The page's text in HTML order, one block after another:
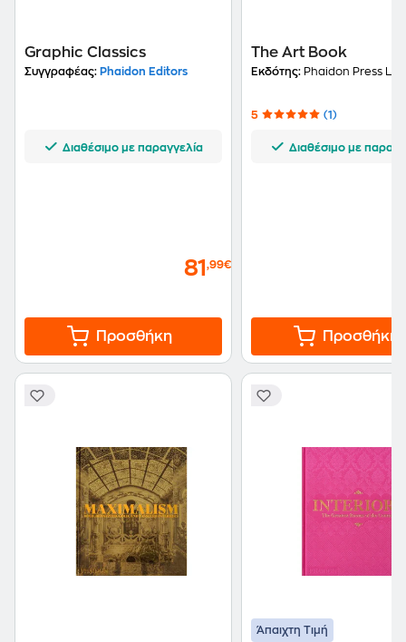
Graphic Classics
Συγγραφέας: Phaidon Editors
Διαθέσιμο με παραγγελία
81 ,99€
Προσθήκη
The Art Book
Εκδότης: Phaidon Press Ltd
5 (1)
Διαθέσιμο με
Προσθήκη
Άπαιχτη Τιμή